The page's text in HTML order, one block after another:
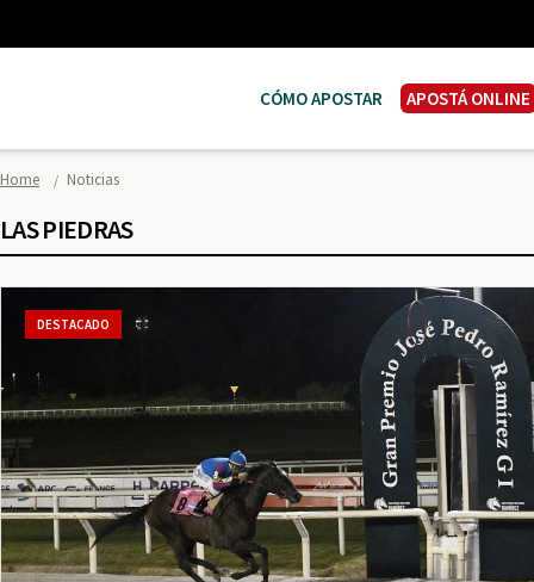
CÓMO APOSTAR APOSTÁ ONLINE
Home Noticias
LAS PIEDRAS
DESTACADO